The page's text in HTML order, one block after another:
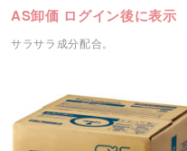
AS卸価 ログイン後に表示
サラサラ成分配合。